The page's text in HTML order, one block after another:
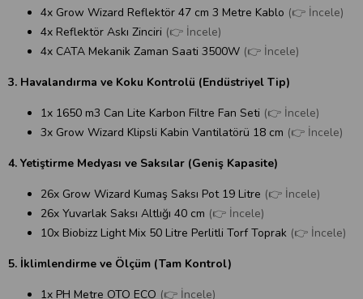
4x Grow Wizard Reflektör 47 cm 3 Metre Kablo (👉 İncele)
4x Reflektör Askı Zinciri (👉 İncele)
4x CATA Mekanik Zaman Saati 3500W (👉 İncele)
3. Havalandırma ve Koku Kontrolü (Endüstriyel Tip)
1x 1650 m3 Can Lite Karbon Filtre Fan Seti (👉 İncele)
3x Grow Wizard Klipsli Kabin Vantilatörü 18 cm (👉 İncele)
4. Yetiştirme Medyası ve Saksılar (Geniş Kapasite)
26x Grow Wizard Kumaş Saksı Pot 19 Litre (👉 İncele)
26x Yuvarlak Saksı Altlığı 40 cm (👉 İncele)
10x Biobizz Light Mix 50 Litre Perlitli Torf Toprak (👉 İncele)
5. İklimlendirme ve Ölçüm (Tam Kontrol)
1x PH Metre OTO ECO (👉 İncele)